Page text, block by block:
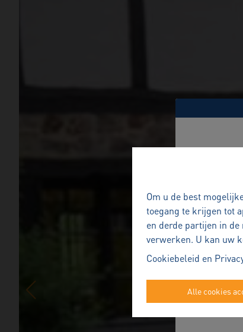
Om u de best
toegang te krijgen tot
en derde partijen in
verwerken. U kan uw
Cookiebeleid en
Alle cookies
Ik